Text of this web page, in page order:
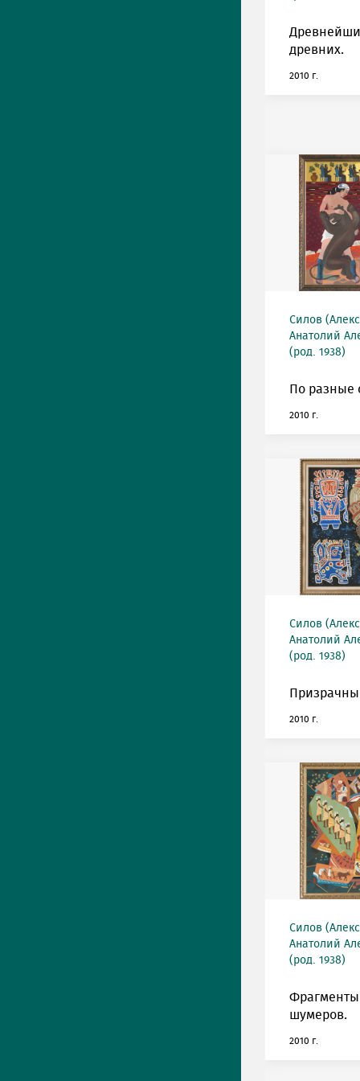
древних.
2010 г.
Силов
Анатолий
(род. 1938)
По разные
2010 г.
Силов
Анатолий
(род. 1938)
2010 г.
Силов
Анатолий
(род. 1938)
шумеров.
2010 г.